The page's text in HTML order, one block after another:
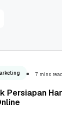
7 mins read
Persiapan